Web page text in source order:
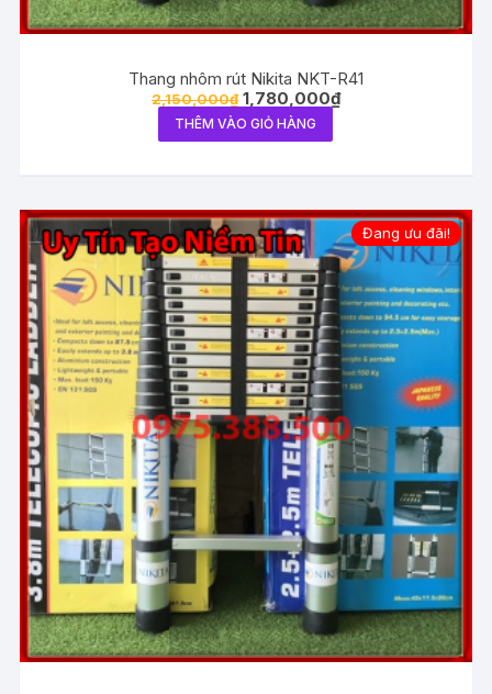
Thang nhôm rút Nikita NKT-R41
2,150,000₫ 1,780,000₫
THÊM VÀO GIỎ HÀNG
Đang ưu đãi!